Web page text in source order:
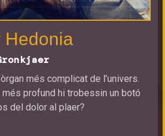
Hedonia
més complicat de l’univers.
profund hi trobessin un botó
del dolor al plaer?